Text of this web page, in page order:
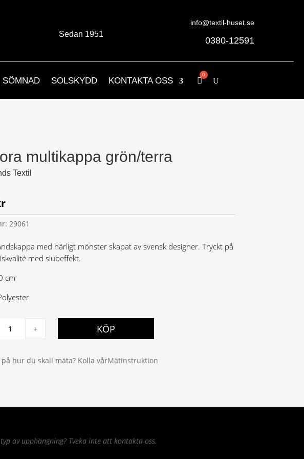
Sedan 1951
info@textil-huset.se
0380-12591
SÖMNAD SOLSKYDD KONTAKTA OSS
multikappa grön/terra
Textil
29061
med härligt mönster skapat av svensk designer. Tryckt på
med slubeffekt.
cm
+ KÖP
på hur du skall mäta? Kolla vårMätinstruktion
av upphängning? Tveka inte att kontakta oss.